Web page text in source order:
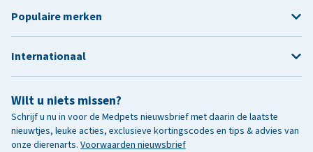
Wilt u niets missen?
Schrijf u nu in voor de Medpets nieuwsbrief met daarin de laatste
nieuwtjes, leuke acties, exclusieve kortingscodes en tips & advies van
onze dierenarts. Voorwaarden nieuwsbrief
Populaire merken
Internationaal